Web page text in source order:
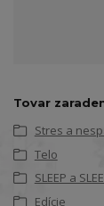
Tovar
Stres a
Telo
SLEEP a
Edície